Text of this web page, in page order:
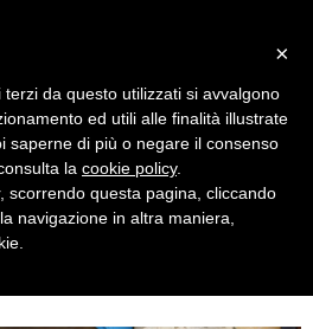
NOVEMBER 04, 2014
×
da questo utilizzati si avvalgono
ed utili alle finalità illustrate
saperne di più o negare il consenso
la cookie policy.
scorrendo questa pagina, cliccando
navigazione in altra maniera,